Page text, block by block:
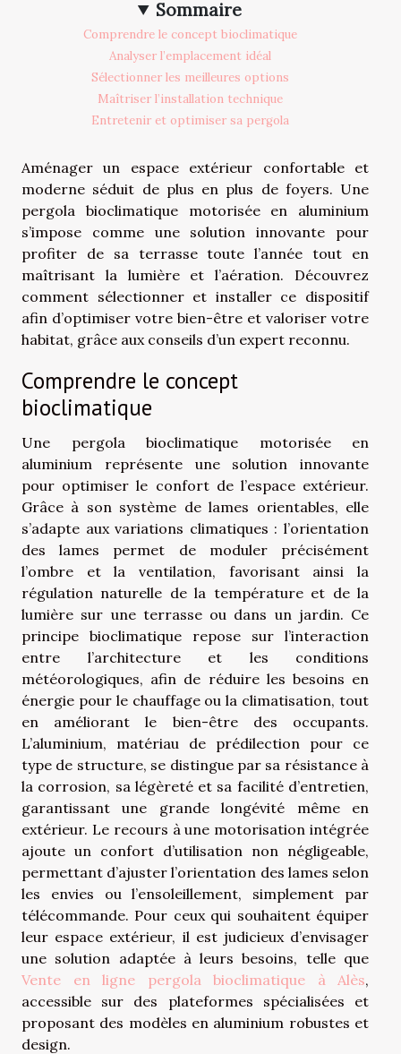
Sommaire
Comprendre le concept bioclimatique
Analyser l’emplacement idéal
Sélectionner les meilleures options
Maîtriser l’installation technique
Entretenir et optimiser sa pergola
Aménager un espace extérieur confortable et
moderne séduit de plus en plus de foyers. Une
pergola bioclimatique motorisée en aluminium
s’impose comme une solution innovante pour
profiter de sa terrasse toute l’année tout en
maîtrisant la lumière et l’aération. Découvrez
comment sélectionner et installer ce dispositif
afin d’optimiser votre bien-être et valoriser votre
habitat, grâce aux conseils d’un expert reconnu.
Comprendre le concept
bioclimatique
Une pergola bioclimatique motorisée en
aluminium représente une solution innovante
pour optimiser le confort de l’espace extérieur.
Grâce à son système de lames orientables, elle
s’adapte aux variations climatiques : l’orientation
des lames permet de moduler précisément
l’ombre et la ventilation, favorisant ainsi la
régulation naturelle de la température et de la
lumière sur une terrasse ou dans un jardin. Ce
principe bioclimatique repose sur l’interaction
entre l’architecture et les conditions
météorologiques, afin de réduire les besoins en
énergie pour le chauffage ou la climatisation, tout
en améliorant le bien-être des occupants.
L’aluminium, matériau de prédilection pour ce
type de structure, se distingue par sa résistance à
la corrosion, sa légèreté et sa facilité d’entretien,
garantissant une grande longévité même en
extérieur. Le recours à une motorisation intégrée
ajoute un confort d’utilisation non négligeable,
permettant d’ajuster l’orientation des lames selon
les envies ou l’ensoleillement, simplement par
télécommande. Pour ceux qui souhaitent équiper
leur espace extérieur, il est judicieux d’envisager
une solution adaptée à leurs besoins, telle que
Vente en ligne pergola bioclimatique à Alès,
accessible sur des plateformes spécialisées et
proposant des modèles en aluminium robustes et
design.